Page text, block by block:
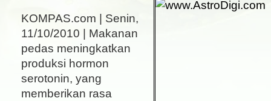
KOMPAS.com | Senin,
11/10/2010 | Makanan
pedas meningkatkan
produksi hormon
serotonin, yang
memberikan rasa